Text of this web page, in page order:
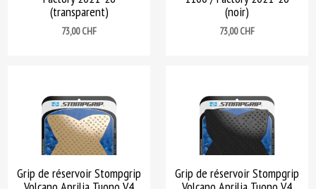
(transparent)
Prix
73,00 CHF
(noir)
Prix
73,00 CHF
Grip de réservoir Stompgrip
Grip de réservoir Stompgrip